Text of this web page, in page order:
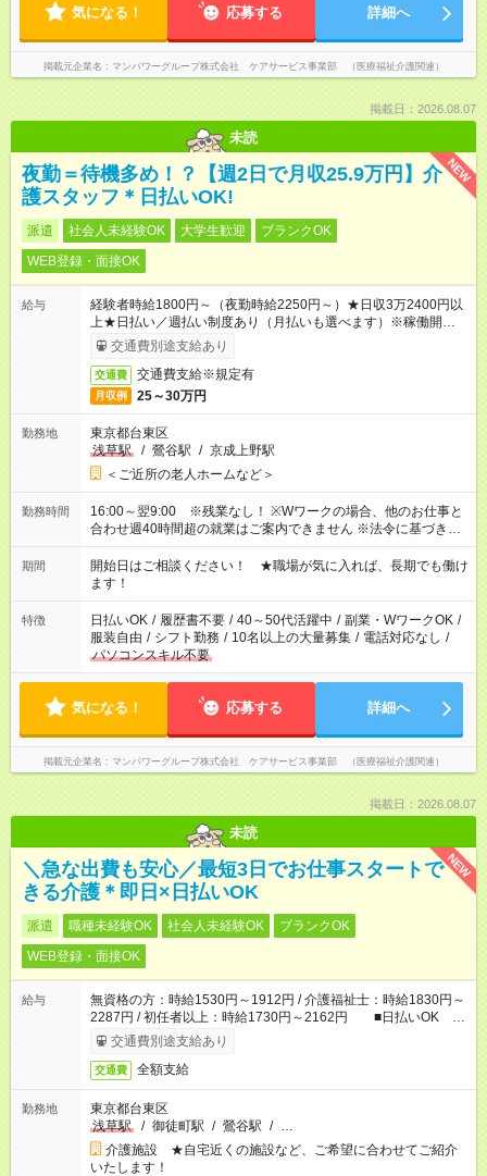
気になる！ 応募する 詳細へ
掲載元企業名 マンパワーグループ株式会社 ケアサービス事業部 （医療福祉介護関連）
掲載日：2026.08.07
未読
NEW
夜勤＝待機多め！？【週2日で月収25.9万円】介
護スタッフ＊日払いOK!
派遣 社会人未経験OK 大学生歓迎
ブランクOK
WEB登録・面接OK
給与
経験者時給1800円～（夜勤時給2250円～）★日収3万2400円以
上★日払い／週払い制度あり（月払いも選べます）※稼働開始時
は手続き完了次第のお支払いとなります。
交通費別途支給あり
交通費 交通費支給※規定有
月収例 25～30万円
勤務地
東京都台東区
浅草駅
/ 鶯谷駅 / 京成上野駅
＜ご近所の老人ホームなど＞
勤務時間
16:00～翌9:00 ※残業なし！ ※Wワークの場合、他のお仕事と
合わせ週40時間超の就業はご案内できません ※法令に基づき、
週20時間以上勤務は社会保険への加入対象となります ※労働者
派遣法（日雇い派遣の原則禁止）により、短時間・短期間の就
業はご案内が難しい場合があります
期間
開始日はご相談ください！ ★職場が気に入れば、長期でも働け
ます！
特徴 日払いOK / 履歴書不要 / 40～50代活躍中 / 副業・WワークOK /
服装自由 / シフト勤務 / 10名以上の大量募集 / 電話対応なし /
パソコンスキル不要
気になる！ 応募する 詳細へ
掲載元企業名 マンパワーグループ株式会社 ケアサービス事業部 （医療福祉介護関連）
掲載日：2026.08.07
未読
NEW
＼急な出費も安心／最短3日でお仕事スタートで
きる介護＊即日×日払いOK
派遣 職種未経験OK 社会人未経験OK
ブランクOK
WEB登録・面接OK
給与
無資格の方：時給1530円～1912円 / 介護福祉士：時給1830円～
2287円 / 初任者以上：時給1730円～2162円 ■日払いOK ■
日収例：1万2240円（時給1530円×8h）
交通費別途支給あり
交通費 全額支給
勤務地
東京都台東区
浅草駅
/ 御徒町駅 / 鶯谷駅 / …
介護施設 ★自宅近くの施設など、ご希望に合わせてご紹介
いたします！